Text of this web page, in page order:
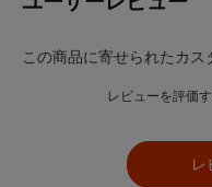
この商品に寄せられたカス
レビューを評価
レ